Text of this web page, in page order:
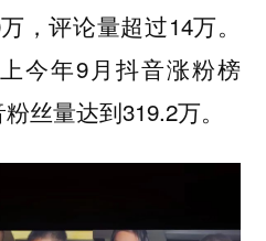
，评论量超过14万。
今年9月抖音涨粉榜
丝量达到319.2万。